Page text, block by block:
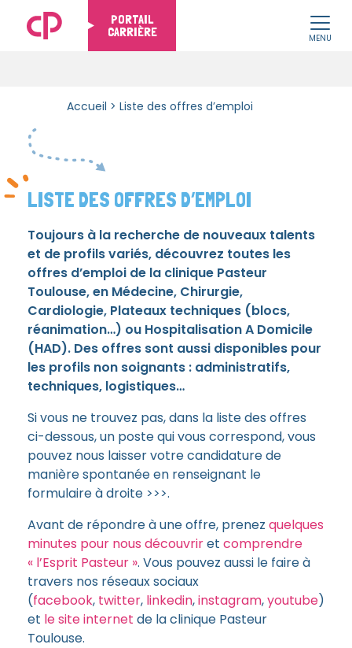
PORTAIL
CARRIÈRE
MENU
Accueil > Liste des offres d’emploi
LISTE DES OFFRES D’EMPLOI
Toujours à la recherche de nouveaux talents
et de profils variés, découvrez toutes les
offres d’emploi de la clinique Pasteur
Toulouse, en Médecine, Chirurgie,
Cardiologie, Plateaux techniques (blocs,
réanimation…) ou Hospitalisation A Domicile
(HAD). Des offres sont aussi disponibles pour
les profils non soignants : administratifs,
techniques, logistiques…
Si vous ne trouvez pas, dans la liste des offres
ci-dessous, un poste qui vous correspond, vous
pouvez nous laisser votre candidature de
manière spontanée en renseignant le
formulaire à droite >>>.
Avant de répondre à une offre, prenez quelques
minutes pour nous découvriret comprendre
« l’Esprit Pasteur ». Vous pouvez aussi le faire à
travers nos réseaux sociaux
(facebook, twitter, linkedin,instagram,youtube)
et le site internet de la clinique Pasteur
Toulouse.